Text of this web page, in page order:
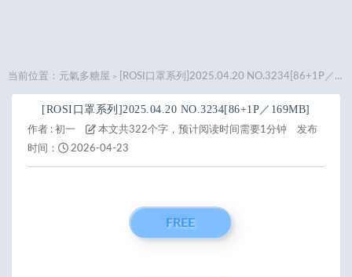
当前位置： 元氣多糖屋 > [ROSI口罩系列]2025.04.20 NO.3234[86+1P／169MB]
[ROSI口罩系列]2025.04.20 NO.3234[86+1P／169MB]
作者 : 初一 本文共322个字，预计阅读时间需要1分钟
发布
时间：
2026-04-23
FREE